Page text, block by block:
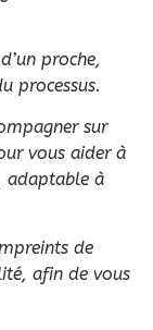
proche,
processus.
sur
vous aider à
adaptable à
de
afin de vous